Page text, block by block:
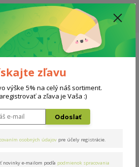
POSTELE ZA 400€ - CENA MATRACU A ROŠTU
LEHOTA JE AKTUÁLNE 10-15 PRACOVNÝCH
Menu
18 hod.
0
Premium
zľavu
výške 5% na celý náš sortiment.
a zľava je Vaša :)
Odoslať
osobných údajov pre účely registrácie.
novinky e-mailom podľa podmienok spracovania